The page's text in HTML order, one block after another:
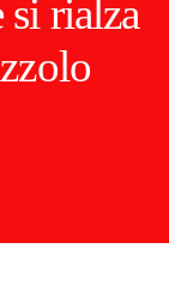
si rialza